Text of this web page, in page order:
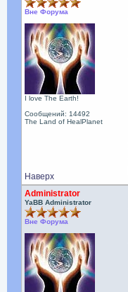
Вне Форума
I love The Earth!
Сообщений: 14492
The Land of HealPlanet
Наверх
Administrator
YaBB Administrator
Вне Форума